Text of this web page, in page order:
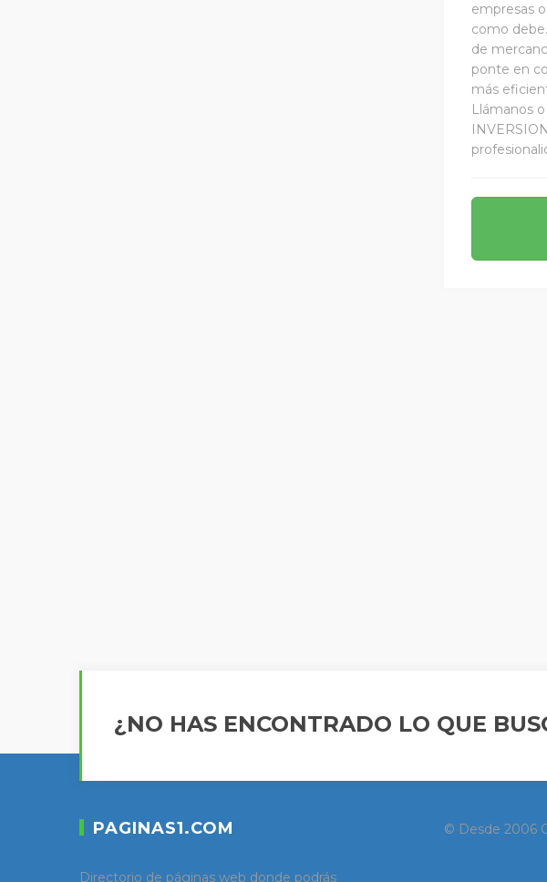
empresas
como
de
ponte en
más
Llámanos
¿NO HAS ENCONTRADO LO QUE
PAGINAS1.COM
Directorio de páginas web donde podrás
© Desde 2006